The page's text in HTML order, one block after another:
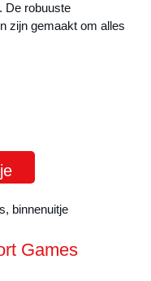
De robuuste
zijn gemaakt om alles
Games